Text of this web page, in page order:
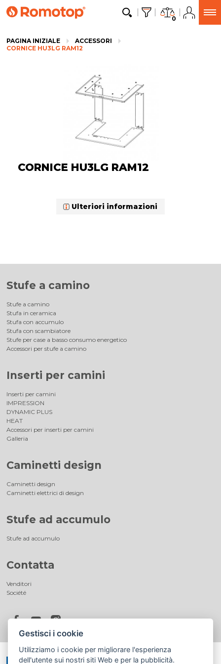
0
PAGINA INIZIALE
ACCESSORI
CORNICE HU3LG RAM12
CORNICE HU3LG RAM12
Ulteriori informazioni
Stufe a camino
Stufe a camino
Stufa in ceramica
Stufa con accumulo
Stufa con scambiatore
Stufe per case a basso consumo energetico
Accessori per stufe a camino
Inserti per camini
Inserti per camini
IMPRESSION
DYNAMIC PLUS
HEAT
Accessori per inserti per camini
Galleria
Caminetti design
Caminetti design
Caminetti elettrici di design
Stufe ad accumulo
Stufe ad accumulo
Contatta
Venditori
Société
Gestisci i cookie
Utilizziamo i cookie per migliorare l'esperienza
dell'utente sui nostri siti Web e per la pubblicità.